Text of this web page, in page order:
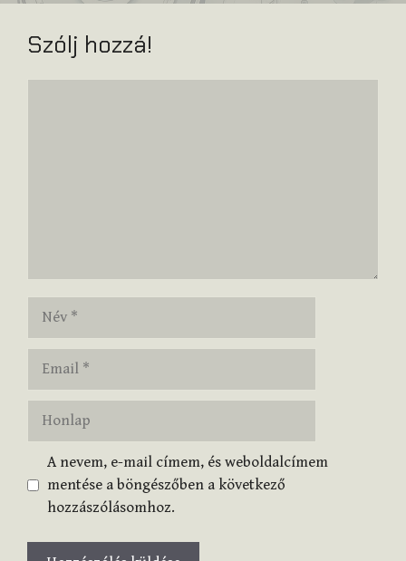
Szólj hozzá!
Honlap
A nevem, e-mail címem, és weboldalcímem
mentése a böngészőben a következő
hozzászólásomhoz.